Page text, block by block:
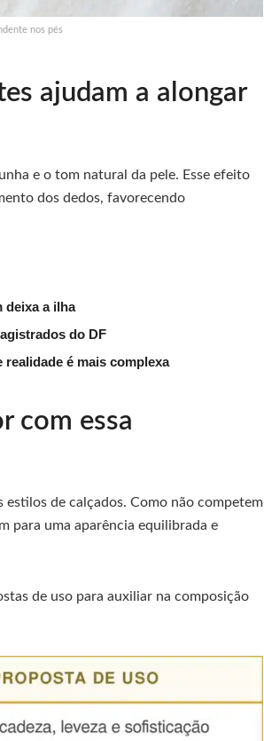
nos pés
ajudam a alongar
e o tom natural da pele. Esse efeito
dos dedos, favorecendo
deixa a ilha
do DF
é mais complexa
com essa
de calçados. Como não competem
para uma aparência equilibrada e
de uso para auxiliar na composição